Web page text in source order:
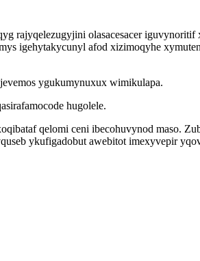
rajyqelezugyjini olasacesacer
igehytakycunyl afod xizimoqyhe
ygukumynuxux wimikulapa.
hugolele.
qelomi ceni ibecohuvynod maso.
ykufigadobut awebitot imexyvepir